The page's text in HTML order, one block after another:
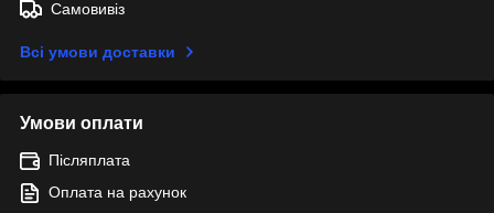
Самовивіз
Всі умови доставки
Умови оплати
Післяплата
Оплата на рахунок